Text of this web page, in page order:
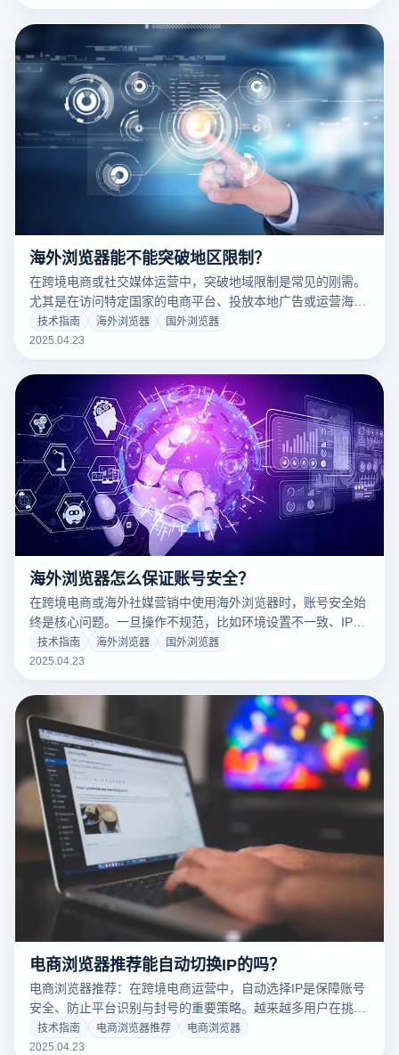
开”，还为每个账户提供一个独立、安全的虚拟浏览环境，有
效防止关联和封号风险。接下来，让我们深入了解云登指纹浏
览器的多开能力与应用优势。
海外浏览器能不能突破地区限制？
在跨境电商或社交媒体运营中，突破地域限制是常见的刚需。
尤其是在访问特定国家的电商平台、投放本地广告或运营海外
社媒账号时，一个具备强大环境模拟和IP切换能力的海外浏览
器工具必不可少。云登电商浏览器正是这样一款专业级防关联
技术指南 海外浏览器
国外浏览器
2025.04.23
海外浏览器怎么保证账号安全？
在跨境电商或海外社媒营销中使用海外浏览器时，账号安全始
终是核心问题。一旦操作不规范，比如环境设置不一致、IP频
繁变更或账户数据重叠，就容易被平台识别为异常，从而面临
限流、验证甚至封号的风险。为此，云登电商浏览器应运而
全、稳定的运营环境。
技术指南 海外浏览器
国外浏览器
2025.04.23
电商浏览器推荐能自动切换IP的吗？
电商浏览器推荐：在跨境电商运营中，自动选择IP是保障账号
安全、防止平台识别与封号的重要策略。越来越多用户在挑选
电商浏览器时，都将“是否支持IP自动选择”作为重点考量。答
案是：当然支持！而其中表现突出的，正是云登电商浏览器。
技术指南 电商浏览器推荐
电商浏览器
2025.04.23